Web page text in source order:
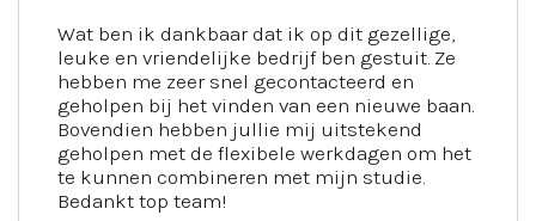
Wat ben ik dankbaar dat ik op dit gezellige,
leuke en vriendelijke bedrijf ben gestuit. Ze
hebben me zeer snel gecontacteerd en
geholpen bij het vinden van een nieuwe baan.
Bovendien hebben jullie mij uitstekend
geholpen met de flexibele werkdagen om het
te kunnen combineren met mijn studie.
Bedankt top team!